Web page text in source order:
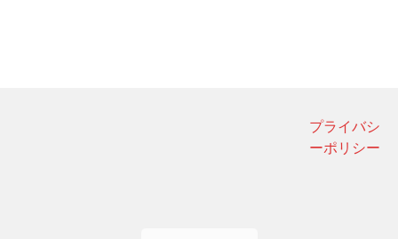
プライバシ
ーポリシー